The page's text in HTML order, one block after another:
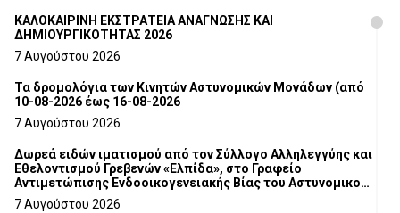
ΚΑΛΟΚΑΙΡΙΝΗ ΕΚΣΤΡΑΤΕΙΑ ΑΝΑΓΝΩΣΗΣ ΚΑΙ
ΔΗΜΙΟΥΡΓΙΚΟΤΗΤΑΣ 2026
7 Αυγούστου 2026
Τα δρομολόγια των Κινητών Αστυνομικών Μονάδων (από
10-08-2026 έως 16-08-2026
7 Αυγούστου 2026
Δωρεά ειδών ιματισμού από τον Σύλλογο Αλληλεγγύης και
Εθελοντισμού Γρεβενών «Ελπίδα», στο Γραφείο
Αντιμετώπισης Ενδοοικογενειακής Βίας του Αστυνομικού
Τμήματος Γρεβενών
7 Αυγούστου 2026